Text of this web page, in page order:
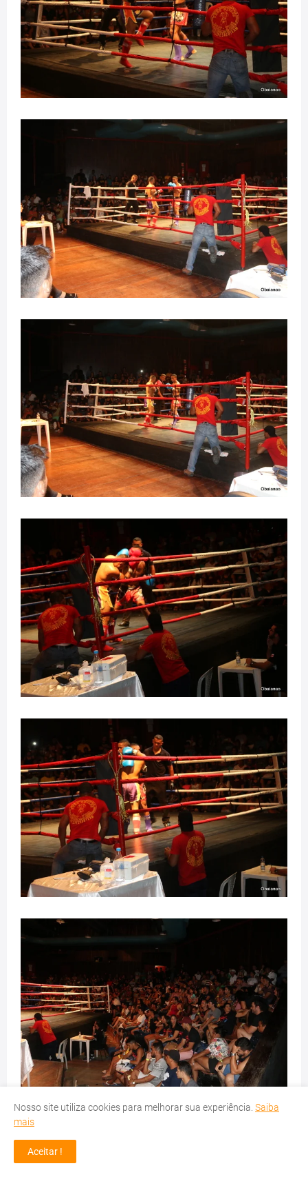
Nosso site utiliza cookies para melhorar sua experiência. Saiba
mais
Aceitar !